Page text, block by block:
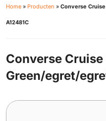
Home » Producten » Converse
A12481C
Converse Cruise
Green/egret/